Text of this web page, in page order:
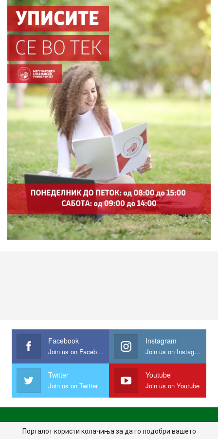
Facebook
Join us on Facebook
Instagram
Join us on Instagram
Twitter
Join us on Twitter
Youtube
Join us on Youtube
ПОЧЕТНА ПОЛИТИКА НА ПРИВАТНОСТ ИМПРЕСУМ
Порталот користи колачиња за да го подобри вашето